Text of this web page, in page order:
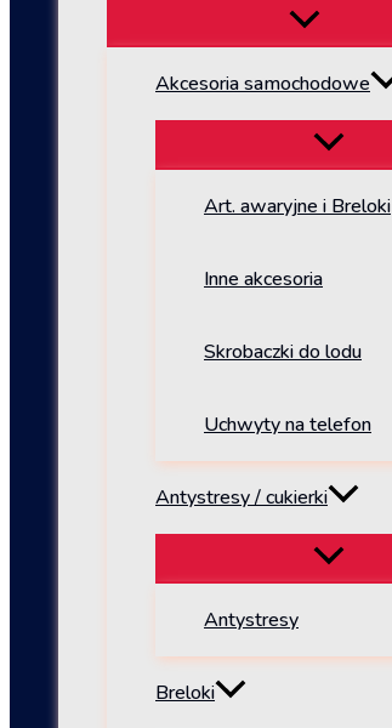
Akcesoria samochodowe
Art. awaryjne i Breloki
Inne akcesoria
Skrobaczki do lodu
Uchwyty na telefon
Antystresy / cukierki
Antystresy
Breloki